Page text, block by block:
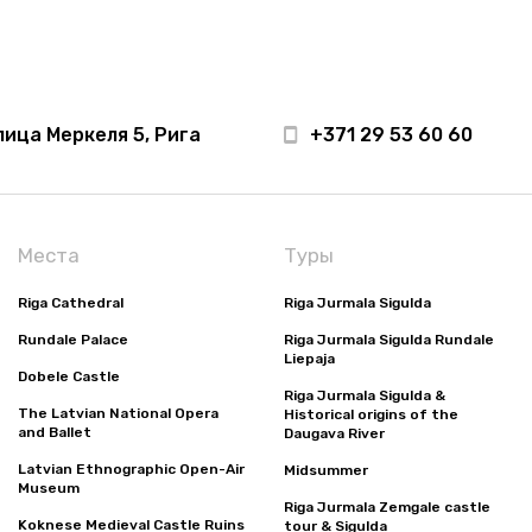
Меркеля 5, Рига +371 29 53 60 60
Места
Riga Cathedral
Rundale Palace
Dobele Castle
The Latvian National Opera
and Ballet
Latvian Ethnographic Open-Air
Museum
Koknese Medieval Castle Ruins
Туры
Riga Jurmala Sigulda
Riga Jurmala Sigulda Rundale
Liepaja
Riga Jurmala Sigulda &
Historical origins of the
Daugava River
Midsummer
Riga Jurmala Zemgale castle
tour & Sigulda